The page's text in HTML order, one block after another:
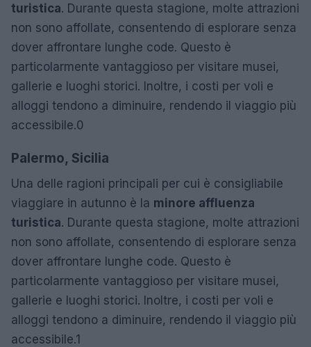
turistica. Durante questa stagione, molte attrazioni
non sono affollate, consentendo di esplorare senza
dover affrontare lunghe code. Questo è
particolarmente vantaggioso per visitare musei,
gallerie e luoghi storici. Inoltre, i costi per voli e
alloggi tendono a diminuire, rendendo il viaggio più
accessibile.0
Palermo, Sicilia
Una delle ragioni principali per cui è consigliabile
viaggiare in autunno è la minore affluenza
turistica. Durante questa stagione, molte attrazioni
non sono affollate, consentendo di esplorare senza
dover affrontare lunghe code. Questo è
particolarmente vantaggioso per visitare musei,
gallerie e luoghi storici. Inoltre, i costi per voli e
alloggi tendono a diminuire, rendendo il viaggio più
accessibile.1